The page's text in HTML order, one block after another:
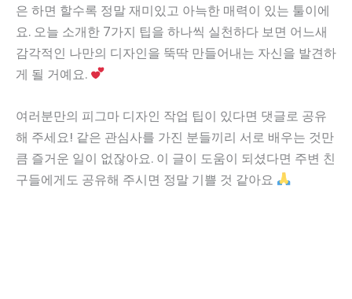
은 하면 할수록 정말 재미있고 아늑한 매력이 있는 툴이에
요. 오늘 소개한 7가지 팁을 하나씩 실천하다 보면 어느새
감각적인 나만의 디자인을 뚝딱 만들어내는 자신을 발견하
게 될 거예요.
여러분만의 피그마 디자인 작업 팁이 있다면 댓글로 공유
해 주세요! 같은 관심사를 가진 분들끼리 서로 배우는 것만
큼 즐거운 일이 없잖아요. 이 글이 도움이 되셨다면 주변 친
구들에게도 공유해 주시면 정말 기쁠 것 같아요